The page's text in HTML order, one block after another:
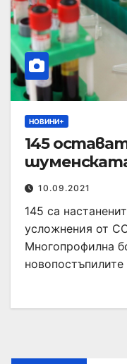
НОВИНИ+
145
10.09.2021
145 са
усложнения от
Многопрофилна